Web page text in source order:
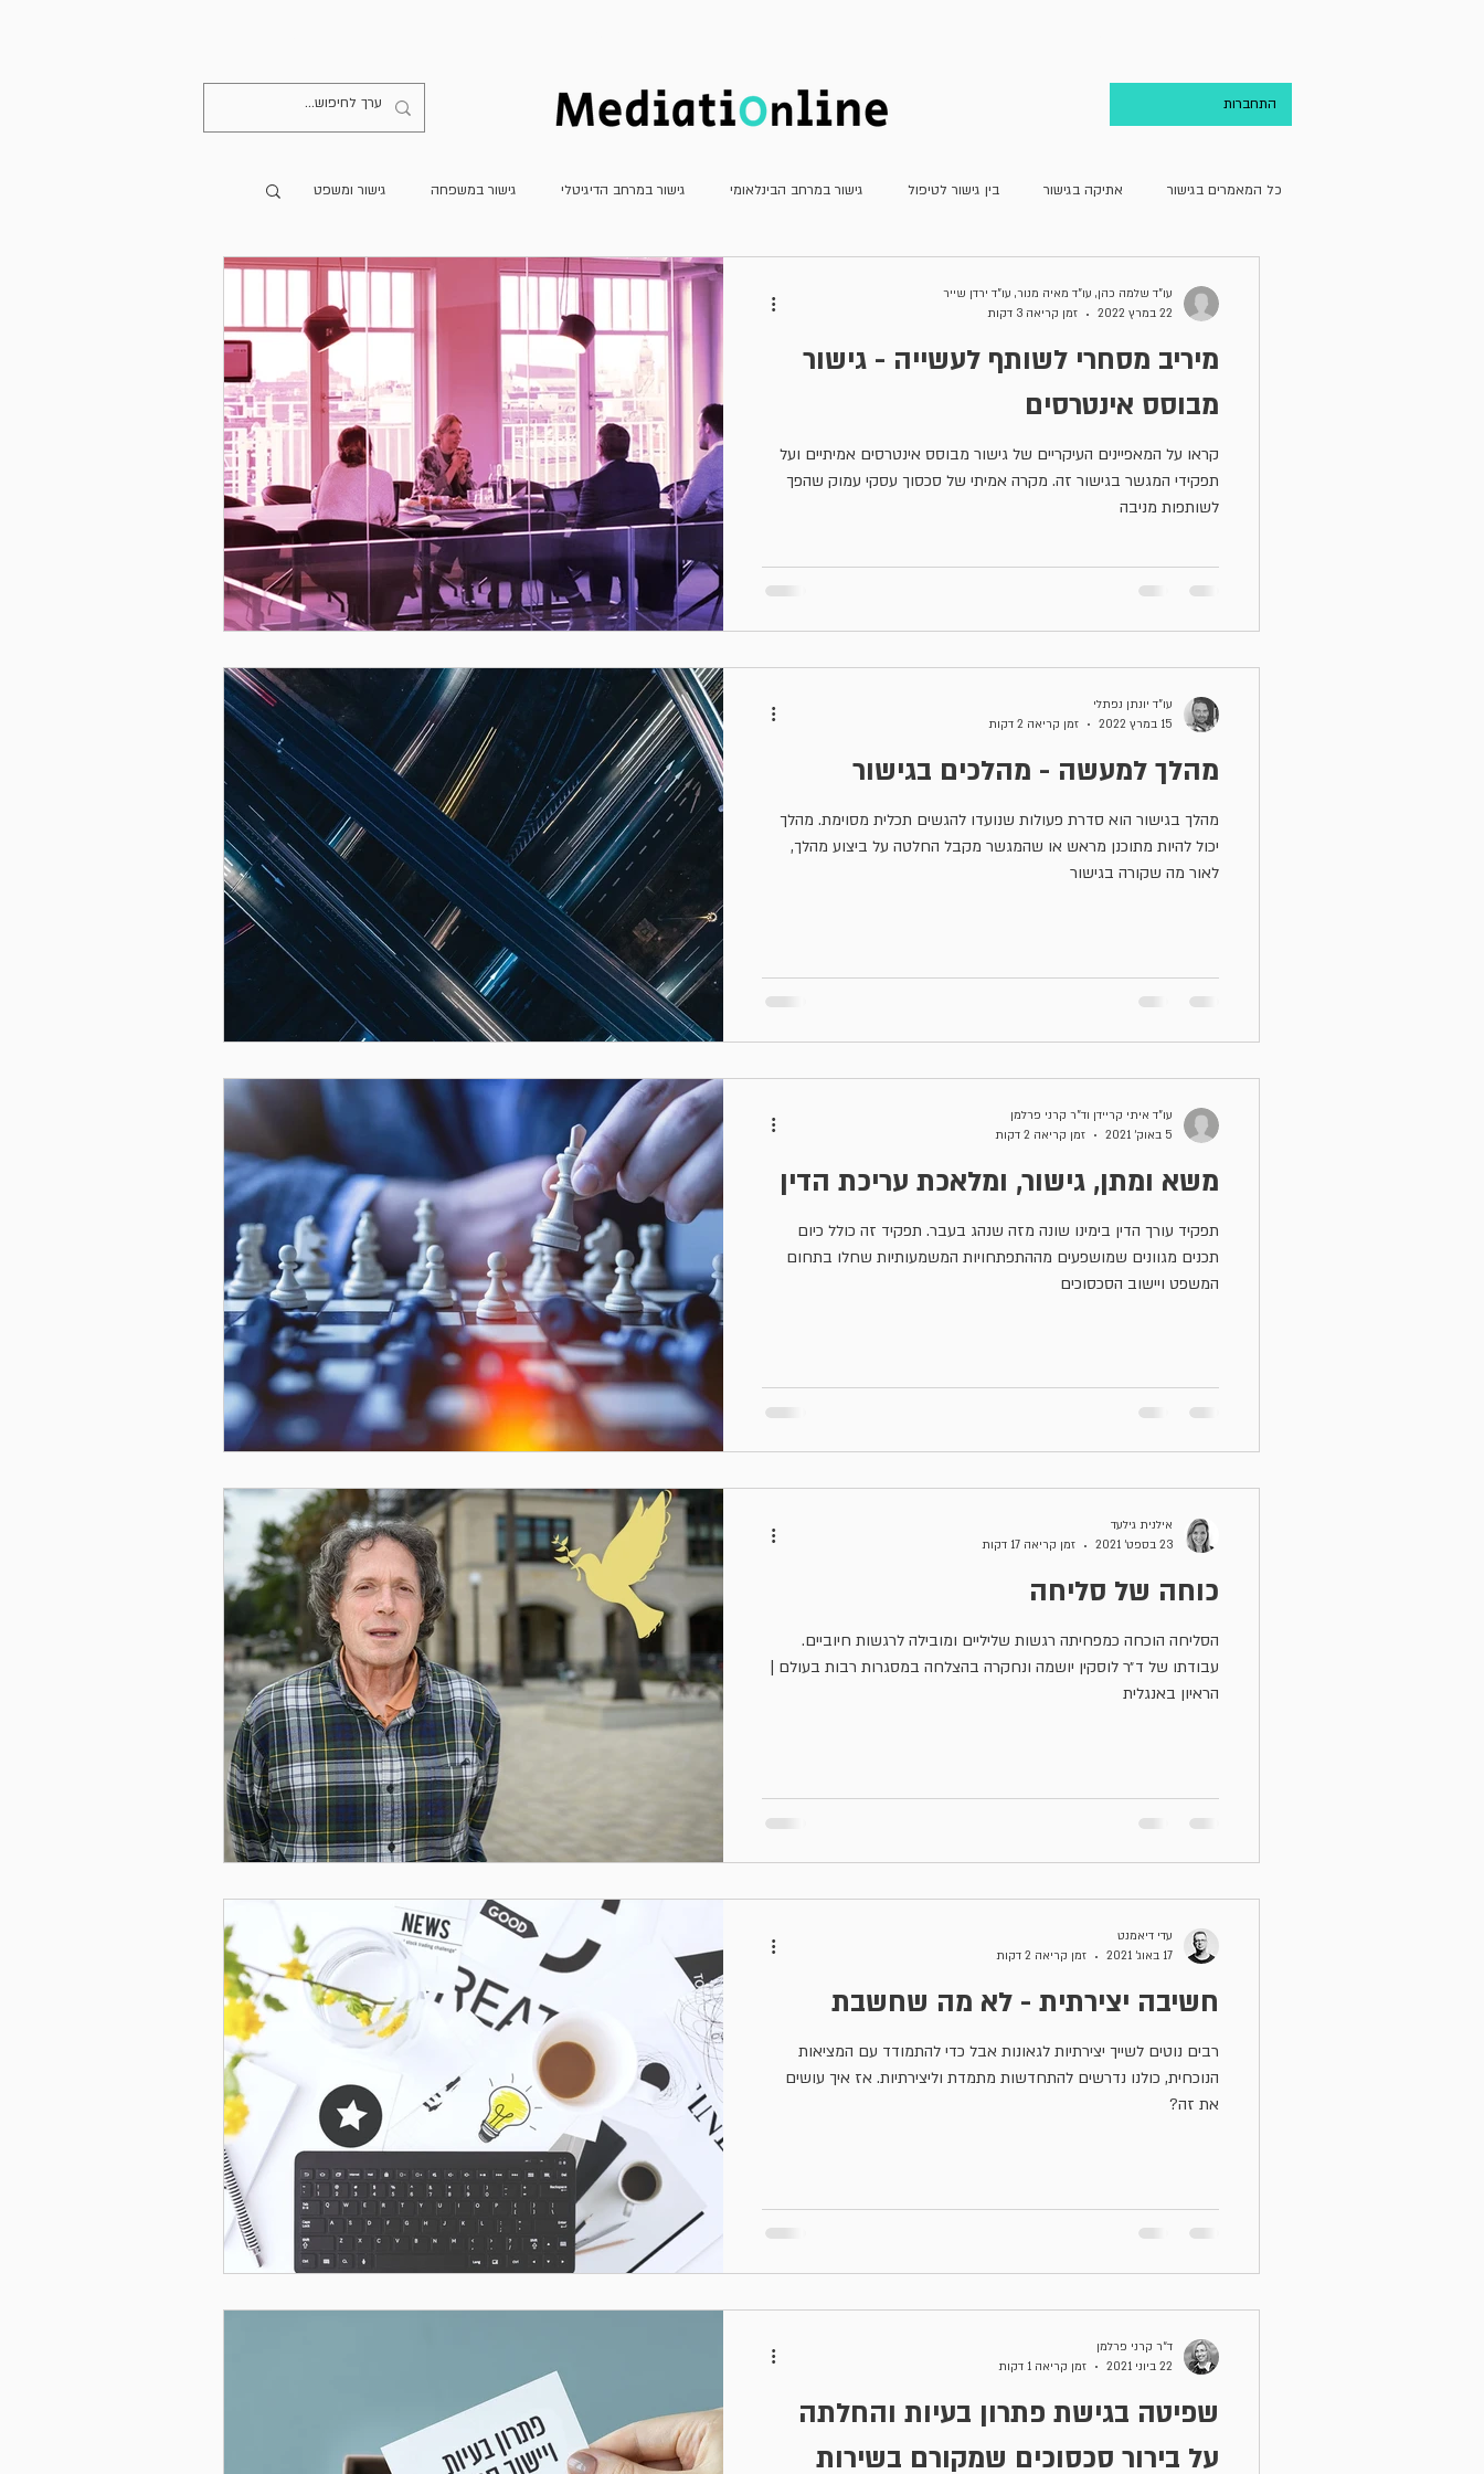
התחברות
כל המאמרים בגישור אתיקה בגישור בין גישור לטיפול גישור במרחב הבינלאומי גישור במרחב הדיגיטלי גישור במשפחה גישור ומשפט
דוחות חשיבה יצירתית מאמרים מתורגמים
מחדרו של מגשר מן האקדמיה עדכוני פסיקה ריאיונות משפט שיתופי וטיפולי גישור למתחילים גישור בעולם
מיריב מסחרי לשותף לעשייה - גישור
מבוסס אינטרסים
קראו על המאפיינים העיקריים של גישור מבוסס אינטרסים אמיתיים ועל
תפקידי המגשר בגישור זה. מקרה אמיתי של סכסוך עסקי עמוק שהפך
לשותפות מניבה
עו"ד שלמה כהן, עו"ד מאיה מנור, עו"ד ירדן שייר
22 במרץ 2022
זמן קריאה 3 דקות
מהלך למעשה - מהלכים בגישור
מהלך בגישור הוא סדרת פעולות שנועדו להגשים תכלית מסוימת. מהלך
יכול להיות מתוכנן מראש או שהמגשר מקבל החלטה על ביצוע מהלך,
לאור מה שקורה בגישור
עו"ד יונתן נפתלי
15 במרץ 2022
זמן קריאה 2 דקות
משא ומתן, גישור, ומלאכת עריכת הדין
תפקיד עורך הדין בימינו שונה מזה שנהג בעבר. תפקיד זה כולל כיום
תכנים מגוונים שמושפעים מההתפתחויות המשמעותיות שחלו בתחום
המשפט ויישוב הסכסוכים
עו"ד איתי קריידן וד"ר קרני פרלמן
5 באוק׳ 2021
זמן קריאה 2 דקות
כוחה של סליחה
הסליחה הוכחה כמפחיתה רגשות שליליים ומובילה לרגשות חיוביים.
עבודתו של ד״ר לוסקין יושמה ונחקרה בהצלחה במסגרות רבות בעולם |
הראיון באנגלית
אילנית גילעד
23 בספט׳ 2021
זמן קריאה 17 דקות
חשיבה יצירתית - לא מה שחשבת
רבים נוטים לשייך יצירתיות לגאונות אבל כדי להתמודד עם המציאות
הנוכחית, כולנו נדרשים להתחדשות מתמדת וליצירתיות. אז איך עושים
את זה?
עדי דיאמנט
17 באוג׳ 2021
זמן קריאה 2 דקות
שפיטה בגישת פתרון בעיות והחלתה
על בירור סכסוכים שמקורם בשירות
ד״ר קרני פרלמן
22 ביוני 2021
זמן קריאה 1 דקות